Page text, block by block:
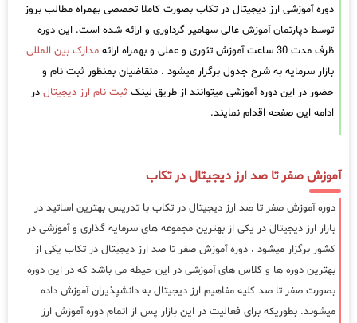
دوره آموزشی ارز دیجیتال در تکاب بصورت کاملا تخصصی بهمراه مطالب بروز
توسط دپارتمان آموزش عالی سهامیر گرداوری و ارائه شده است. این دوره
ظرف مدت 30 ساعت آموزش تئوری و عملی و بهمراه ارائه
مدارک بین المللی
بازار سرمایه به شرح جدول برگزار میشود . متقاضیان بمنظور ثبت نام و
حضور در این دوره آموزشی میتوانند از طریق لینک ثبت نام ارز دیجیتال در
ادامه این صفحه اقدام نمایند.
آموزش صفر تا صد ارز دیجیتال در تکاب
دوره آموزش صفر تا صد ارز دیجیتال در تکاب با تدریس بهترین اساتید در
بازار ارز دیجیتال در یکی از بهترین مجموعه های سرمایه گذاری و آموزشی در
کشور برگزار میشود ، دوره آموزش صفر تا صد ارز دیجیتال در تکاب یکی از
بهترین دوره ها و کلاس های آموزشی در این حیطه می باشد که در این دوره
بصورت صفر تا صد کلیه مفاهیم ارز دیجیتال به دانشپذیران آموزش داده
میشوند. بطوریکه برای فعالیت در این بازار پس از اتمام دوره آموزش ارز